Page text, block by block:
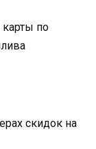
карты по
скидок на